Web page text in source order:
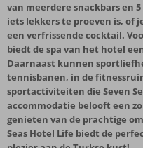
van meerdere snackbars en
iets lekkers te proeven is, of
een verfrissende cocktail.
biedt de spa van het hotel
Daarnaast kunnen
tennisbanen, in de
sportactiviteiten die Seven
accommodatie belooft een
genieten van de prachtige
Seas Hotel Life biedt de